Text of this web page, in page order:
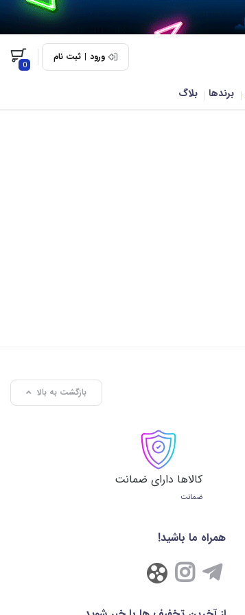
ورود | ثبت نام
0
برندها بلاگ
بازگشت به بالا
کالاها دارای ضمانت
ضمانت
همراه ما باشید!